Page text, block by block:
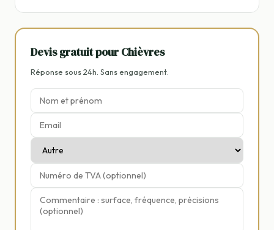
Devis gratuit pour Chièvres
Réponse sous 24h. Sans engagement.